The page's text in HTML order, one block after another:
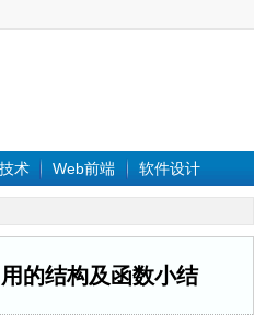
术 Web前端 软件设计
的结构及函数小结